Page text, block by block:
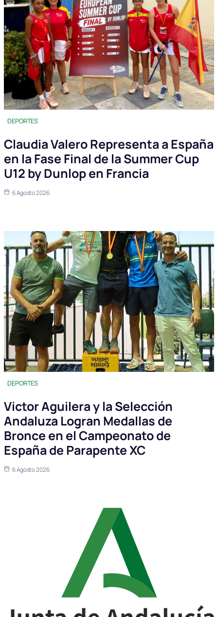
DEPORTES
Claudia Valero Representa a España
en la Fase Final de la Summer Cup
U12 by Dunlop en Francia
6 Agosto 2026
DEPORTES
Victor Aguilera y la Selección
Andaluza Logran Medallas de
Bronce en el Campeonato de
España de Parapente XC
6 Agosto 2026